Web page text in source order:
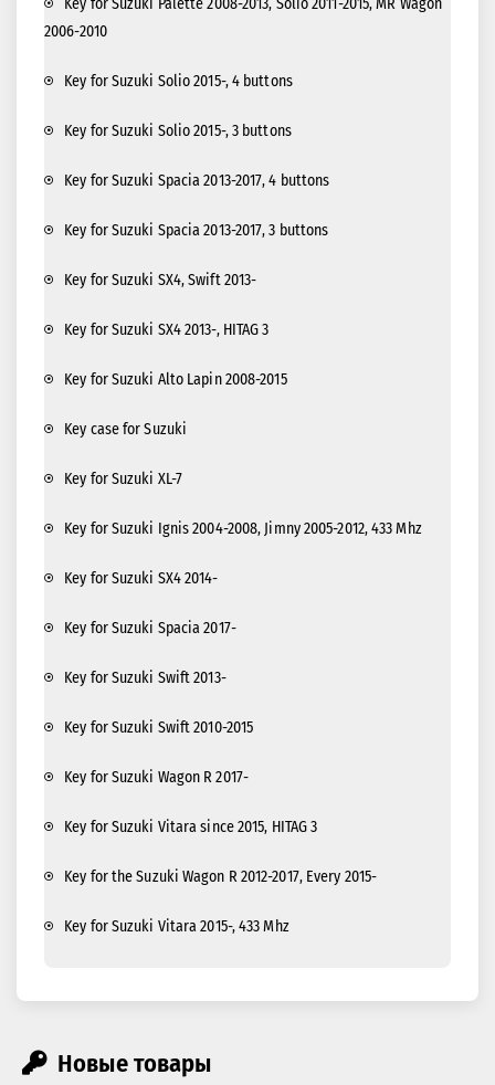
2006-2010
Key for Suzuki Solio 2015-, 4 buttons
Key for Suzuki Solio 2015-, 3 buttons
Key for Suzuki Spacia 2013-2017, 4 buttons
Key for Suzuki Spacia 2013-2017, 3 buttons
Key for Suzuki SX4, Swift 2013-
Key for Suzuki SX4 2013-, HITAG 3
Key for Suzuki Alto Lapin 2008-2015
Key case for Suzuki
Key for Suzuki XL-7
Key for Suzuki Ignis 2004-2008, Jimny 2005-2012, 433 Mhz
Key for Suzuki SX4 2014-
Key for Suzuki Spacia 2017-
Key for Suzuki Swift 2013-
Key for Suzuki Swift 2010-2015
Key for Suzuki Wagon R 2017-
Key for Suzuki Vitara since 2015, HITAG 3
Key for the Suzuki Wagon R 2012-2017, Every 2015-
Key for Suzuki Vitara 2015-, 433 Mhz
Новые товары